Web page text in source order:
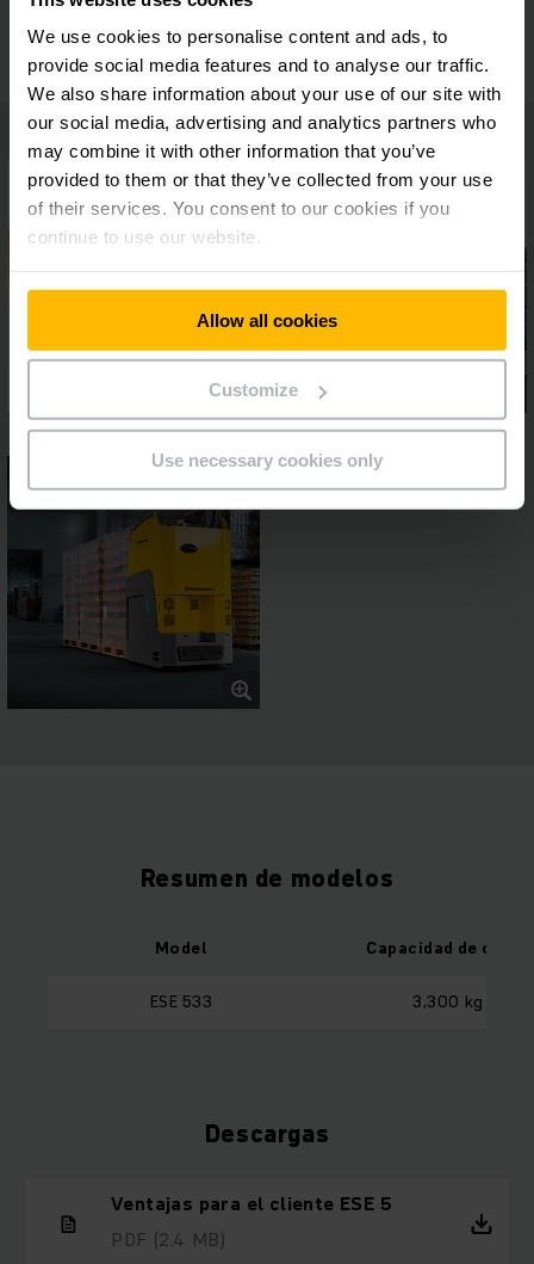
We use cookies to personalise content and ads, to
provide social media features and to analyse our traffic.
We also share information about your use of our site with
our social media, advertising and analytics partners who
may combine it with other information that you’ve
provided to them or that they’ve collected from your use
of their services. You consent to our cookies if you
continue to use our website.
Allow all cookies
Customize
Use necessary cookies only
Manipulación sencilla con soloPILOT
Resumen de modelos
Model Capacidad de carga
ESE 533 3,300 kg
Descargas
Ventajas para el cliente ESE 5
PDF (2.4 MB)